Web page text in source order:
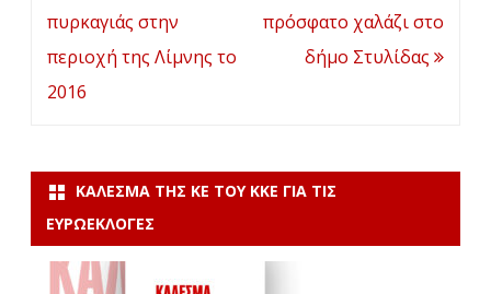
πυρκαγιάς στην
περιοχή της Λίμνης το
2016
πρόσφατο χαλάζι στο
δήμο Στυλίδας
ΚΆΛΕΣΜΑ ΤΗΣ ΚΕ ΤΟΥ ΚΚΕ ΓΙΑ ΤΙΣ
ΕΥΡΩΕΚΛΟΓΈΣ